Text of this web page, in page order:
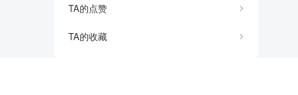
TA的点赞
TA的收藏